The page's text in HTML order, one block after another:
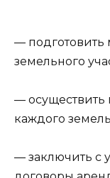
— подготовить
земельного
— осуществить
каждого
— заключить с